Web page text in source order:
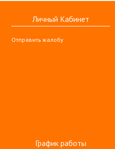
Личный Кабинет
Отправить жалобу
График работы